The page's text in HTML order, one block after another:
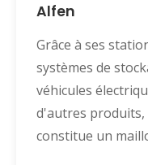
Alfen
Grâce à ses
systèmes de
véhicules
d'autres
constitue un